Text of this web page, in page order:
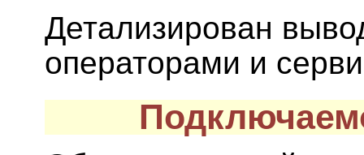
Детализирован
операторами и